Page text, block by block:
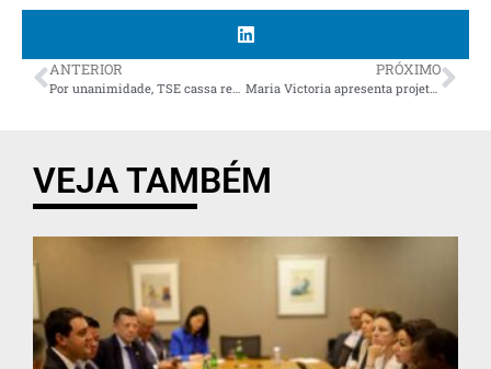
ANTERIOR
Por unanimidade, TSE cassa registro do deputado federal Deltan Dallagnol
PRÓXIMO
Maria Victoria apresenta projeto de lei para ampliar o teste do pezinho
VEJA TAMBÉM